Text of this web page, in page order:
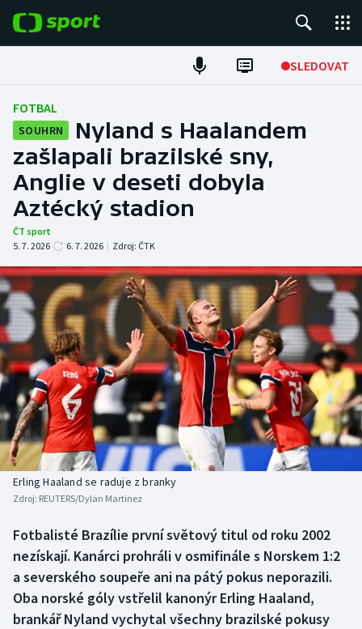
SLEDOVAT
Fotbal
Hokej
Tenis
Atletika
DALŠÍ SPORTY
Americký fotbal
Baseball a softbal
Basketbal
Biatlon
Boby a skeleton
Box
Curling
Dostihy
NEPŘEHLÉDNĚTE
Soutěže
Historické návraty
Aplikace ČT sport
AZ kvíz
FOTBAL
SOUHRN
Nyland s Haalandem
zašlapali brazilské sny,
Anglie v deseti dobyla
Aztécký stadion
ČT sport
5. 7. 2026
6. 7. 2026 | Zdroj: ČTK
Erling Haaland se raduje z branky
Zdroj: REUTERS/Dylan Martinez
Fotbalisté Brazílie první světový titul od roku 2002
nezískají. Kanárci prohráli v osmifinále s Norskem 1:2
a severského soupeře ani na pátý pokus neporazili.
Oba norské góly vstřelil kanonýr Erling Haaland,
brankář Nyland vychytal všechny brazilské pokusy